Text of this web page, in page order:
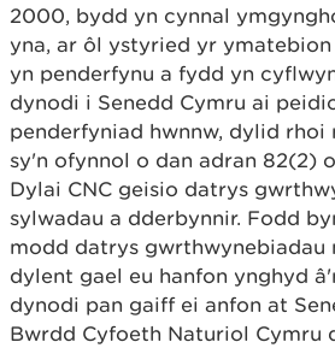
2000, bydd yn cynnal
yna, ar ôl ystyried yr
yn penderfynu a fydd yn
dynodi i Senedd Cymru ai
penderfyniad hwnnw, dylid
sy'n ofynnol o dan adran 82(2)
Dylai CNC geisio datrys
sylwadau a dderbynnir. Fodd
modd datrys gwrthwynebiadau
dylent gael eu hanfon ynghyd
dynodi pan gaiff ei anfon at
Bwrdd Cyfoeth Naturiol Cymru